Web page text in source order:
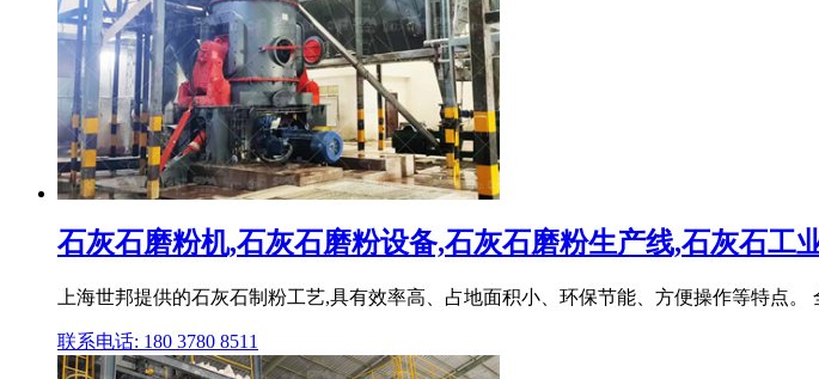
石灰石磨粉机,石灰石磨粉设备,石灰石磨粉生产线,石灰石工
上海世邦提供的石灰石制粉工艺,具有效率高、占地面积小、环保节能、方便操作等特点。
联系电话: 180 3780 8511